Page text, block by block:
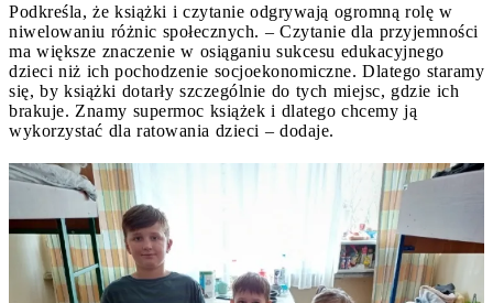
Podkreśla, że książki i czytanie odgrywają ogromną rolę w
niwelowaniu różnic społecznych. – Czytanie dla przyjemności
ma większe znaczenie w osiąganiu sukcesu edukacyjnego
dzieci niż ich pochodzenie socjoekonomiczne. Dlatego staramy
się, by książki dotarły szczególnie do tych miejsc, gdzie ich
brakuje. Znamy supermoc książek i dlatego chcemy ją
wykorzystać dla ratowania dzieci – dodaje.